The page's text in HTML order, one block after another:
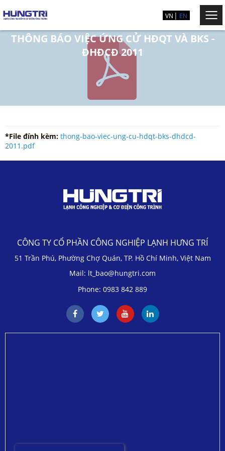
VN EN
THÔNG BÁO VIỆC ỨNG CỬ HĐQT VÀ BKS -
ĐHĐCĐ 2011
*File đính kèm: thong-bao-viec-ung-cu-hdqt-bks-dhdcd-
2011.pdf
CÔNG TY CỔ PHẦN CÔNG NGHIỆP LẠNH HƯNG TRÍ
51 Trần Phú, Phường Chợ Quán, TP. Hồ Chí Minh, Việt Nam
Mail: lt_bao@hungtri.com
Phone: 0983 842 889